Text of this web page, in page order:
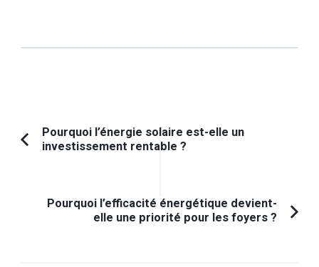
Navigation
d'article
Article
Pourquoi l’énergie solaire est-elle un
investissement rentable ?
Pourquoi l’efficacité énergétique devient-
elle une priorité pour les foyers ?